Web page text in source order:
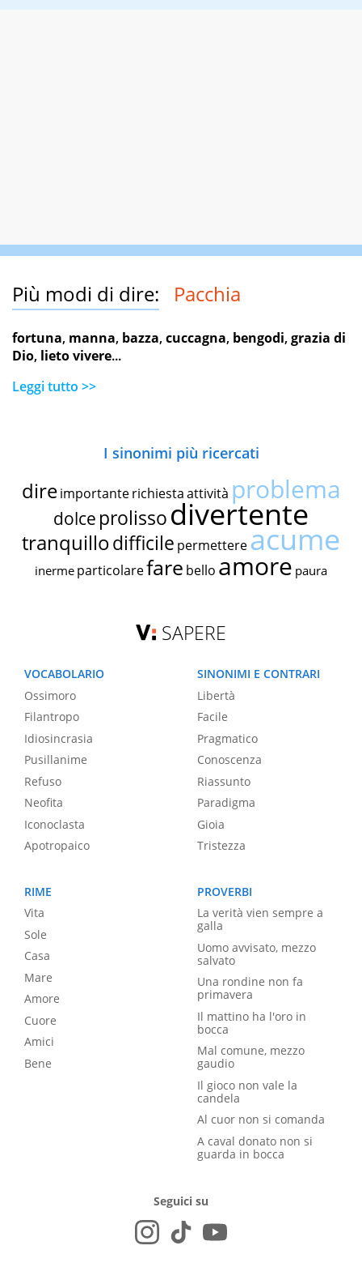
Più modi di dire: Pacchia
fortuna, manna, bazza,cuccagna, bengodi,grazia di
Dio, lieto vivere...
Leggi tutto >>
I sinonimi più ricercati
dire importante richiestaattività problema
dolce prolissodivertente
tranquillodifficile permettereacume
inerme particolarefare bello amore paura
SAPERE
VOCABOLARIO
Ossimoro
Filantropo
Idiosincrasia
Pusillanime
Refuso
Neofita
Iconoclasta
Apotropaico
SINONIMI E CONTRARI
Libertà
Facile
Pragmatico
Conoscenza
Riassunto
Paradigma
Gioia
Tristezza
RIME
Vita
Sole
Casa
Mare
Amore
Cuore
Amici
Bene
PROVERBI
La verità vien sempre a
galla
Uomo avvisato, mezzo
salvato
Una rondine non fa
primavera
Il mattino ha l'oro in
bocca
Mal comune, mezzo
gaudio
Il gioco non vale la
candela
Al cuor non si comanda
A caval donato non si
guarda in bocca
Seguici su